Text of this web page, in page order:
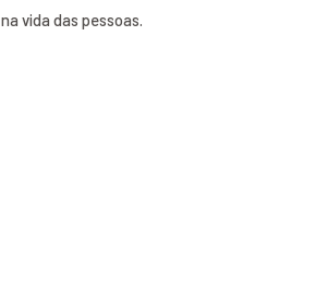
na vida das pessoas.